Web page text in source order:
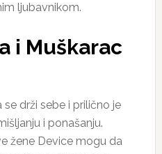
ljubavnikom.
i Muškarac
drži sebe i prilično je
i ponašanju.
žene Device mogu da